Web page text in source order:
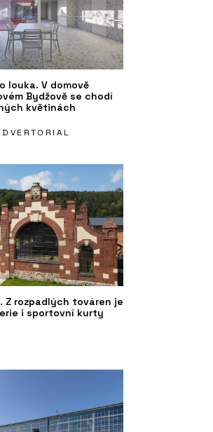
louka. V domově
Bydžově se chodí
květinách
Z rozpadlých továren je
i sportovní kurty